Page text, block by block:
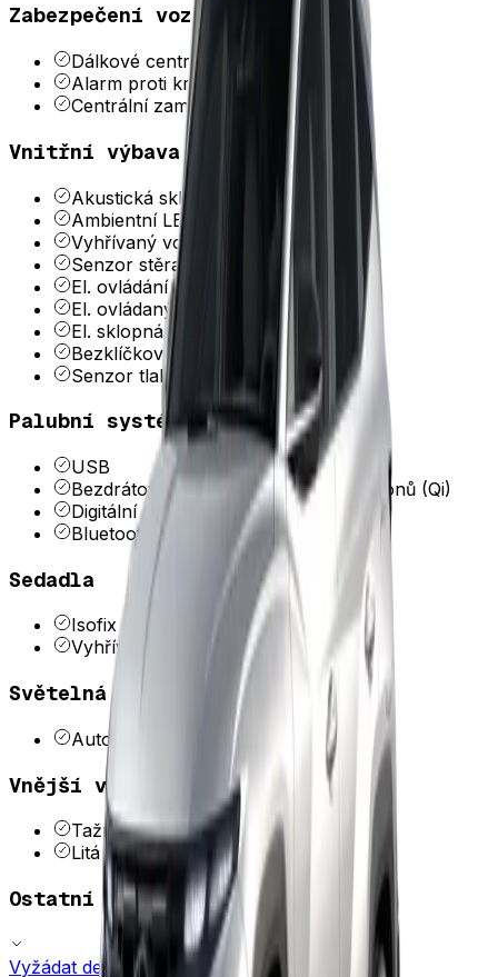
Zabezpečení vozidla
Dálkové centrální zamykání
Alarm proti krádeži
Centrální zamykání
Vnitřní výbava a komfort
Akustická skla
Ambientní LED osvětlení interiéru
Vyhřívaný volant
Senzor stěračů
El. ovládání oken
El. ovládaný kufr
El. sklopná zrcátka
Bezklíčkové ovládání
Senzor tlaku v pneumatikách
Palubní systémy a konektivita
USB
Bezdrátová nabíječka mobilních telefonů (Qi)
Digitální přístrojová deska
Bluetooth
Sedadla
Isofix
Vyhřívaná sedadla
Světelná technika
Automatické svícení
Vnější výbava
Tažné zařízení— příprava
Litá kola
Ostatní výbava (83)
Vyžádat detail výbavy e-mailem